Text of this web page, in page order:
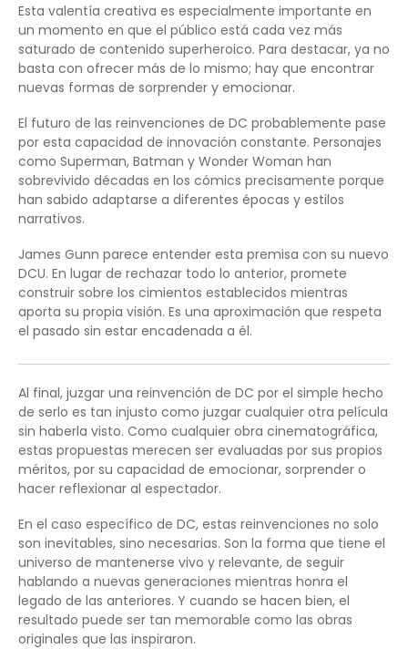
Esta valentía creativa es especialmente importante en
un momento en que el público está cada vez más
saturado de contenido superheroico. Para destacar, ya no
basta con ofrecer más de lo mismo; hay que encontrar
nuevas formas de sorprender y emocionar.
El futuro de las reinvenciones de DC probablemente pase
por esta capacidad de innovación constante. Personajes
como Superman, Batman y Wonder Woman han
sobrevivido décadas en los cómics precisamente porque
han sabido adaptarse a diferentes épocas y estilos
narrativos.
James Gunn parece entender esta premisa con su nuevo
DCU. En lugar de rechazar todo lo anterior, promete
construir sobre los cimientos establecidos mientras
aporta su propia visión. Es una aproximación que respeta
el pasado sin estar encadenada a él.
Al final, juzgar una reinvención de DC por el simple hecho
de serlo es tan injusto como juzgar cualquier otra película
sin haberla visto. Como cualquier obra cinematográfica,
estas propuestas merecen ser evaluadas por sus propios
méritos, por su capacidad de emocionar, sorprender o
hacer reflexionar al espectador.
En el caso específico de DC, estas reinvenciones no solo
son inevitables, sino necesarias. Son la forma que tiene el
universo de mantenerse vivo y relevante, de seguir
hablando a nuevas generaciones mientras honra el
legado de las anteriores. Y cuando se hacen bien, el
resultado puede ser tan memorable como las obras
originales que las inspiraron.